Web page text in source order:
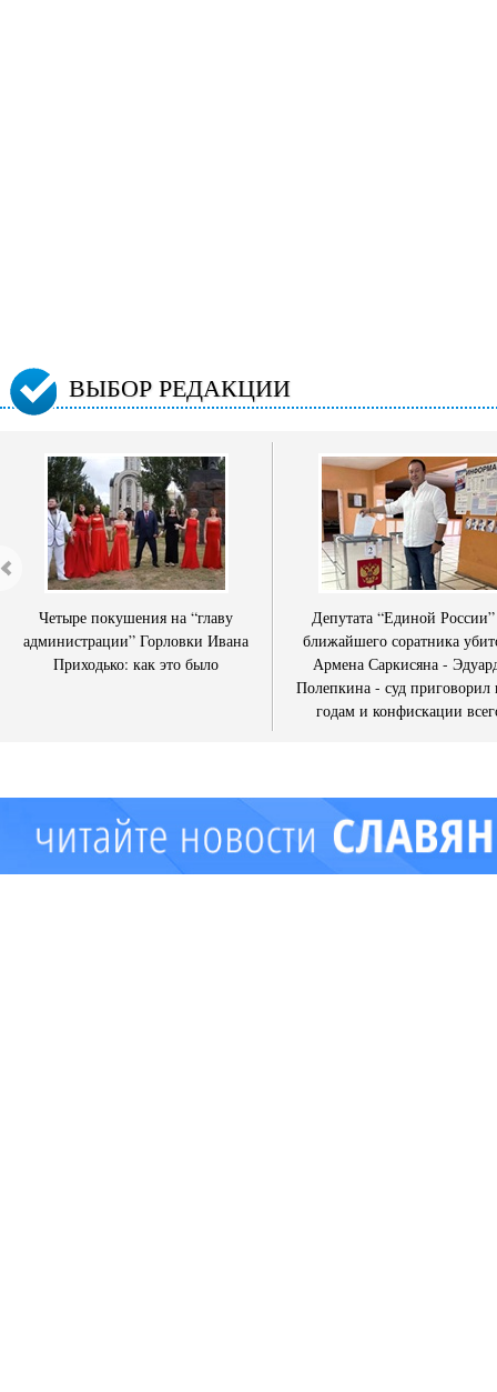
ВЫБОР РЕДАКЦИИ
Четыре покушения на “главу
администрации” Горловки Ивана
Приходько: как это было
Депутата “Единой
ближайшего соратника
Армена Саркисяна -
Полепкина - суд приговорил
годам и конфискации